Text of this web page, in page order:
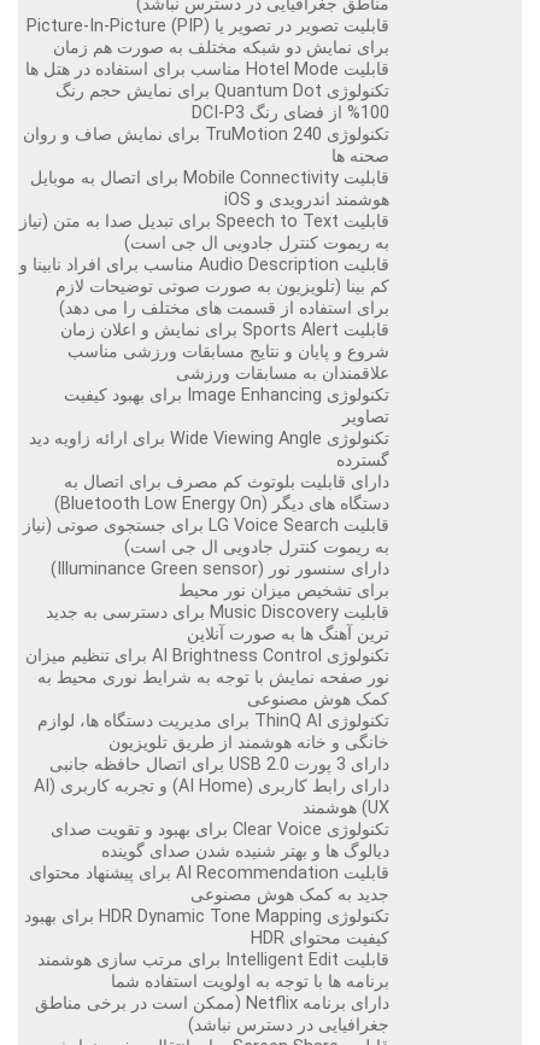
قابلیت تصویر در تصویر یا Picture-In-Picture (PIP)
برای نمایش دو شبکه مختلف به صورت هم زمان
قابلیت Hotel Mode مناسب برای استفاده در هتل ها
تکنولوژی Quantum Dot برای نمایش حجم رنگ
100% از فضای رنگ DCI-P3
تکنولوژی TruMotion 240 برای نمایش صاف و روان
صحنه ها
قابلیت Mobile Connectivity برای اتصال به موبایل
هوشمند اندرویدی و iOS
قابلیت Speech to Text برای تبدیل صدا به متن (نیاز
به ریموت کنترل جادویی ال جی است)
قابلیت Audio Description مناسب برای افراد نابینا و
کم بینا (تلویزیون به صورت صوتی توضیحات لازم
برای استفاده از قسمت های مختلف را می دهد)
قابلیت Sports Alert برای نمایش و اعلان زمان
شروع و پایان و نتایج مسابقات ورزشی مناسب
علاقمندان به مسابقات ورزشی
تکنولوژی Image Enhancing برای بهبود کیفیت
تصاویر
تکنولوژی Wide Viewing Angle برای ارائه زاویه دید
گسترده
دارای قابلیت بلوتوث کم مصرف برای اتصال به
دستگاه های دیگر (Bluetooth Low Energy On)
قابلیت LG Voice Search برای جستجوی صوتی (نیاز
به ریموت کنترل جادویی ال جی است)
دارای سنسور نور (Illuminance Green sensor)
برای تشخیص میزان نور محیط
قابلیت Music Discovery برای دسترسی به جدید
ترین آهنگ ها به صورت آنلاین
تکنولوژی AI Brightness Control برای تنظیم میزان
نور صفحه نمایش با توجه به شرایط نوری محیط به
کمک هوش مصنوعی
تکنولوژی ThinQ AI برای مدیریت دستگاه ها، لوازم
خانگی و خانه هوشمند از طریق تلویزیون
دارای 3 پورت USB 2.0 برای اتصال حافظه جانبی
دارای رابط کاربری (AI Home) و تجربه کاربری (AI
UX) هوشمند
تکنولوژی Clear Voice برای بهبود و تقویت صدای
دیالوگ ها و بهتر شنیده شدن صدای گوینده
قابلیت AI Recommendation برای پیشنهاد محتوای
جدید به کمک هوش مصنوعی
تکنولوژی HDR Dynamic Tone Mapping برای بهبود
کیفیت محتوای HDR
قابلیت Intelligent Edit برای مرتب سازی هوشمند
برنامه ها با توجه به اولویت استفاده شما
دارای برنامه Netflix (ممکن است در برخی مناطق
جغرافیایی در دسترس نباشد)